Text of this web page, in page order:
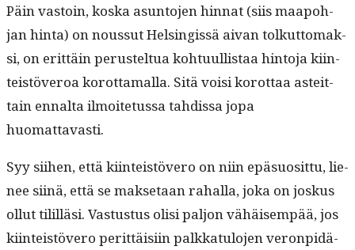
Päin vas­toin, kos­ka asun­to­jen hin­nat (siis maapo­h­
jan hin­ta) on nous­sut Helsingis­sä aivan tolkut­tomak­
si, on erit­täin perustel­tua kohtu­ullis­taa hin­to­ja kiin­
teistöveroa korot­ta­mal­la. Sitä voisi korot­taa asteit­
tain ennal­ta ilmoite­tus­sa tahdis­sa jopa
huomattavasti.
Syy siihen, että kiin­teistövero on niin epä­su­osit­tu, lie­
nee siinä, että se mak­se­taan rahal­la, joka on joskus
ollut tilil­läsi. Vas­tus­tus olisi paljon vähäisem­pää, jos
kiin­teistövero perit­täisi­in palkkat­u­lo­jen veron­pidä­